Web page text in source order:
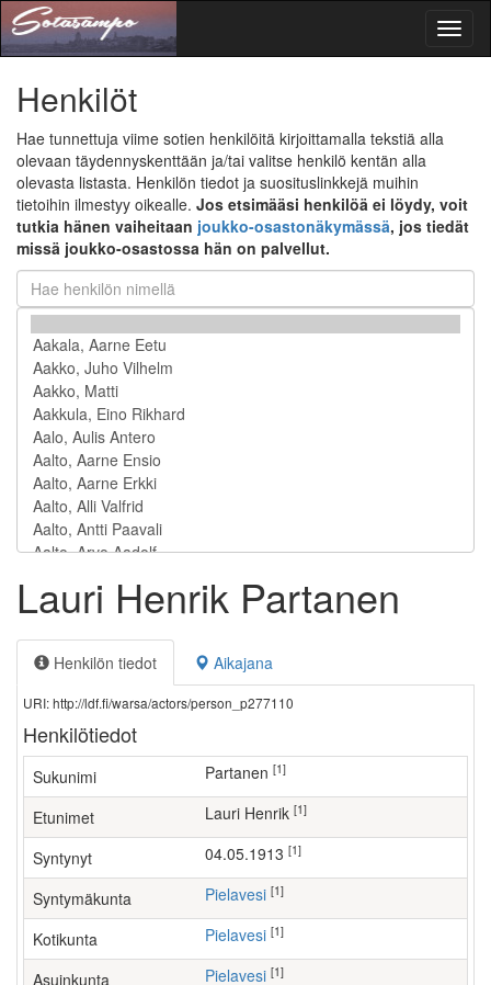
Henkilöt
Hae tunnettuja viime sotien henkilöitä kirjoittamalla tekstiä alla
olevaan täydennyskenttään ja/tai valitse henkilö kentän alla
olevasta listasta. Henkilön tiedot ja suosituslinkkejä muihin
tietoihin ilmestyy oikealle. Jos etsimääsi henkilöä ei löydy, voit
tutkia hänen vaiheitaan joukko-osastonäkymässä, jos tiedät
missä joukko-osastossa hän on palvellut.
Lauri Henrik Partanen
Henkilön tiedot Aikajana
URI: http://ldf.fi/warsa/actors/person_p277110
Henkilötiedot
Sukunimi Partanen [1]
Etunimet Lauri Henrik [1]
Syntynyt 04.05.1913 [1]
Syntymäkunta Pielavesi [1]
Kotikunta Pielavesi [1]
Asuinkunta Pielavesi [1]